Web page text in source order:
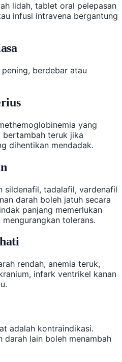
lidah, tablet oral pelepasan
infusi intravena bergantung
berdebar atau
yang
bertambah teruk jika
dihentikan mendadak.
sildenafil, tadalafil, vardenafil
darah boleh jatuh secara
panjang memerlukan
tolerans.
rendah, anemia teruk,
infark ventrikel kanan
adalah kontraindikasi.
lain boleh menambah